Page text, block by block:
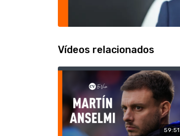
Vídeos relacionados
59:51